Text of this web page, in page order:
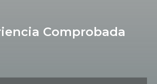
Comprobada